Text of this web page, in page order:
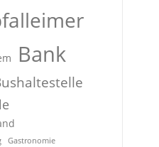
Bank
Gastronomie